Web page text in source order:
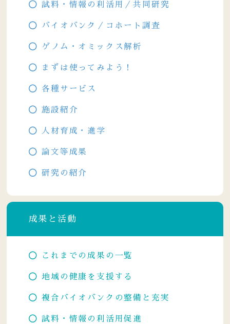
試料・情報の利活用／共同研究
バイオバンク／コホート調査
ゲノム・オミックス解析
まずは使ってみよう！
各種サービス
施設紹介
人材育成・進学
論文等成果
研究の紹介
成果と活動
これまでの成果の一覧
地域の健康を支援する
複合バイオバンクの整備と充実
試料・情報の利活用促進